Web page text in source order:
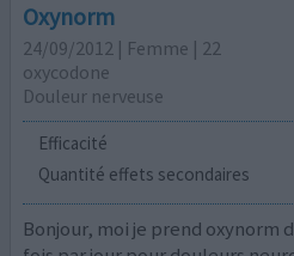
Oxynorm
24/09/2012 | Femme | 22
oxycodone
Douleur nerveuse
Efficacité
Quantité effets secondaires
Bonjour, moi je prend oxynorm